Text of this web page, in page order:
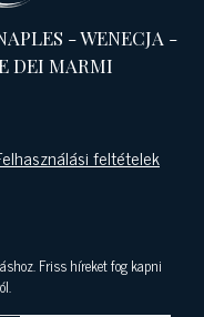
-WENECJA -
DEI MARMI
feltételek
Friss híreket fog kapni